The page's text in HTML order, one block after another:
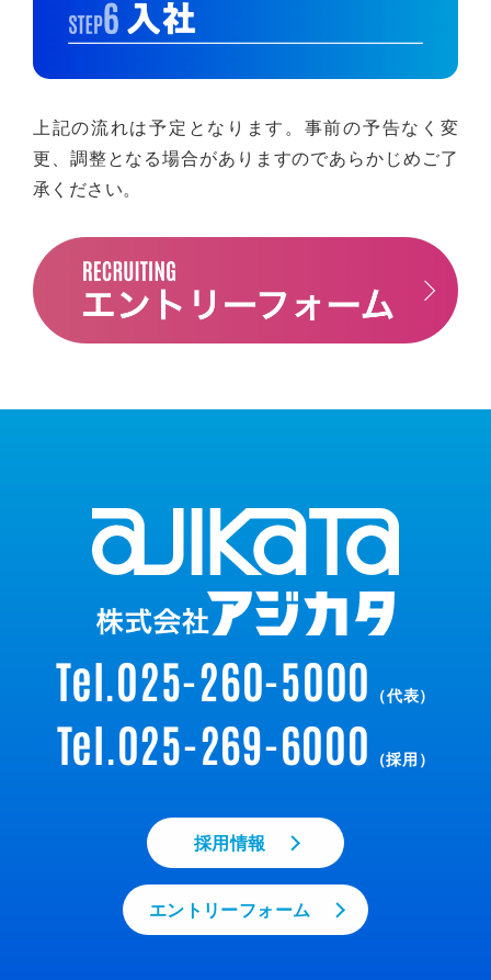
上記の流れは予定となります。事前の予告なく変
更、調整となる場合がありますのであらかじめご了
承ください。
Tel.025-260-5000 （代表）
Tel.025-269-6000 （採用）
採用情報
エントリーフォーム